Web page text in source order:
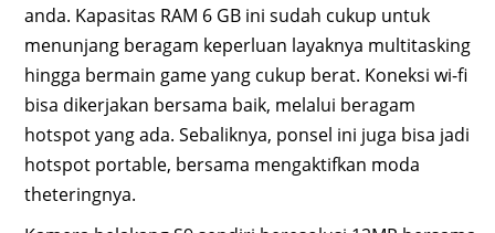
anda. Kapasitas RAM 6 GB ini sudah cukup untuk
menunjang beragam keperluan layaknya multitasking
hingga bermain game yang cukup berat. Koneksi wi-fi
bisa dikerjakan bersama baik, melalui beragam
hotspot yang ada. Sebaliknya, ponsel ini juga bisa jadi
hotspot portable, bersama mengaktifkan moda
theteringnya.